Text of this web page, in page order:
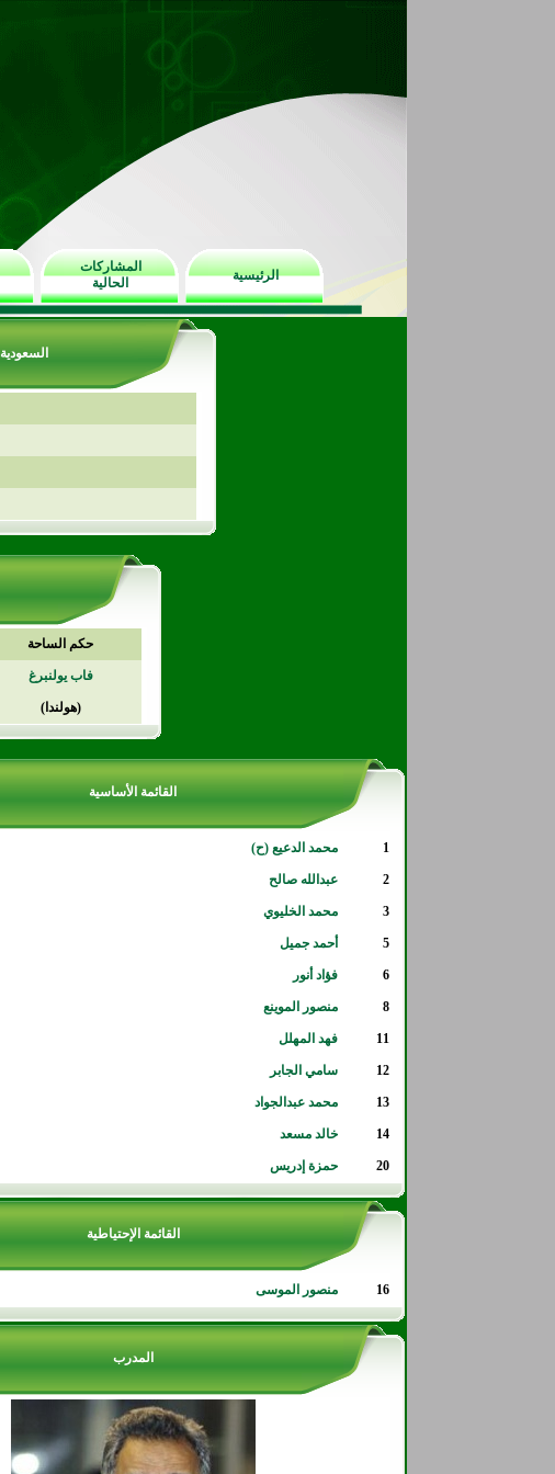
الرئيسية
المشاركات
الحالية
السعودية
حكم الساحة
فاب يولنبرغ
(هولندا)
القائمة الأساسية
1 محمد الدعيع (ح)
2 عبدالله صالح
3 محمد الخليوي
5 أحمد جميل
6 فؤاد أنور
8 منصور الموينع
11 فهد المهلل
12 سامي الجابر
13 محمد عبدالجواد
14 خالد مسعد
20 حمزة إدريس
القائمة الإحتياطية
16 منصور الموسى
المدرب